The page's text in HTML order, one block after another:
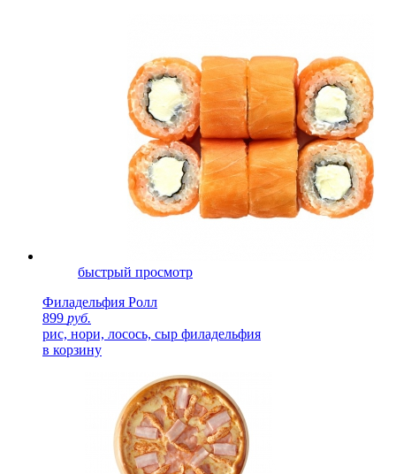
быстрый просмотр
Филадельфия Ролл
899 руб.
рис, нори, лосось, сыр филадельфия
в корзину